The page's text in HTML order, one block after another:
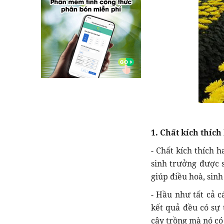
1. Chất kích thích
- Chất kích thích
sinh trưởng được
giúp điều hoà,
- Hầu như tất cả
kết quả đều có
cây trồng mà nó